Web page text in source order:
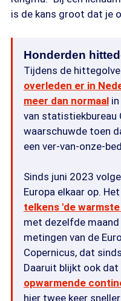
is de kans groot dat je
Honderden
Tijdens de
overleden er in
meer dan normaal
van statistiekbureau
waarschuwde toen
een ver-van-onze-
Sinds juni 2023
Europa elkaar op.
telkens 'de
met dezelfde
metingen van de
Copernicus, dat
Daaruit blijkt ook dat
opwarmende
hier twee keer